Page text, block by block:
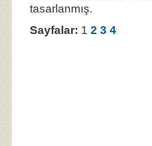
tasarlanmış.
Sayfalar: 1 2 3 4